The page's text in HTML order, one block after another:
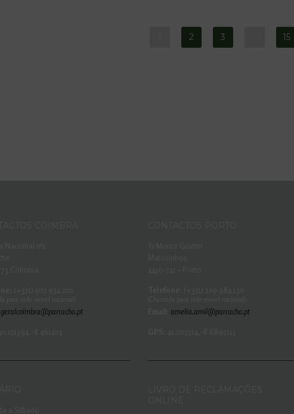
2 3 15
geralcoimbra@parracho.pt amelia.amil@parracho.pt